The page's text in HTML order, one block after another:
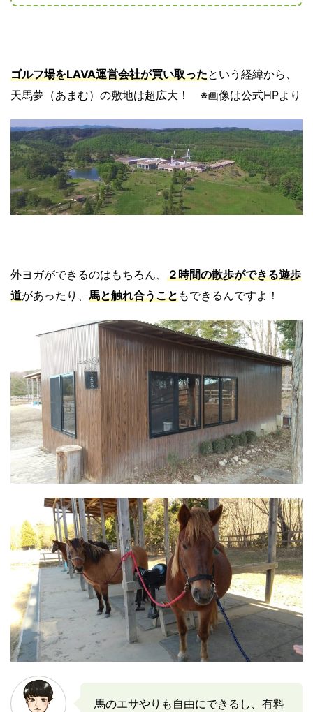
ゴルフ場をLAVA運営会社が買い取ったという経緯から、
天馬夢（あまむ）の敷地は超広大！ ※画像は公式HPより
外ヨガができるのはもちろん、 ２時間の散歩ができる遊歩
道があったり、 馬と触れ合うこともできるんですよ！
馬のエサやりも自由にできるし、有料